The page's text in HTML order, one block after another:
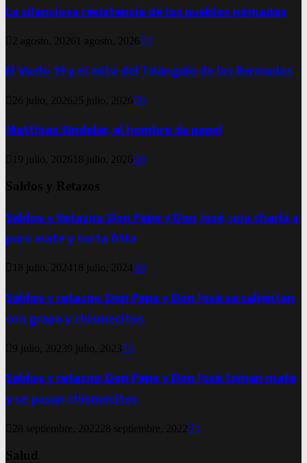
La silenciosa resistencia de los pueblos nómadas
2 agosto, 2026 1 agosto, 2026 0
El Vuelo 19 y el mito del Triángulo de las Bermudas
26 julio, 2026 25 julio, 2026 0
Matthias Sindelar, el hombre de papel
19 julio, 2026 18 julio, 2026 0
Saldos y Retazos
Saldos y Retazos: Don Pepe y Don José, una charla a
puro mate y torta frita
18 julio, 2024 18 julio, 2024 0
Saldos y retazos: Don Pepe y Don José se calientan
con grapa y chismecitos
9 julio, 20239 julio, 2023 0
Saldos y retazos: Don Pepe y Don José toman mate
y se pasan chismecitos
28 septiembre, 2022 28 septiembre, 2022 0
Salud